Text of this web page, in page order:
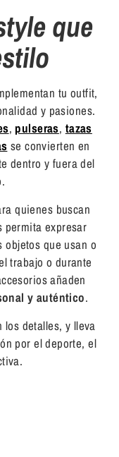
que
tu outfit,
y pasiones.
, pulseras, tazas
se convierten en
dentro y fuera del
quienes buscan
permita expresar
objetos que usan o
trabajo o durante
añaden
y auténtico.
detalles, y lleva
por el deporte, el